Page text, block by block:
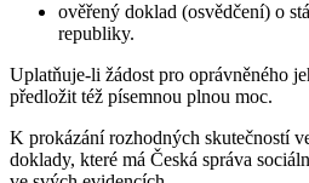
ověřený doklad (osvědčení) o
republiky.
Uplatňuje-li žádost pro oprávněného
předložit též písemnou plnou moc.
K prokázání rozhodných skutečností
doklady, které má Česká správa